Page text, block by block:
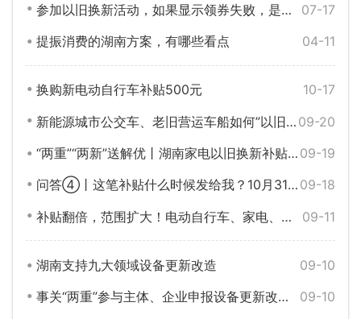
07-17
参加以旧换新活动，如果显示领券失败，是不是就领不到券了？帮你问到了！
04-11
提振消费的湖南方案，有哪些看点
10-17
换购新电动自行车补贴500元
09-20
新能源城市公交车、老旧营运车船如何”以旧换新”？解读来了！
09-19
“两重”“两新”送解优丨湖南家电以旧换新补贴活动如何参与？帮你问到了！
09-18
问答④丨这笔补贴什么时候发给我？10月31日前
09-11
补贴翻倍，范围扩大！电动自行车、家电、农机等换新补贴大全
09-10
湖南支持九大领域设备更新改造
09-10
事关“两重”参与主体、企业申报设备更新改造项目等，省发改委的回应来了